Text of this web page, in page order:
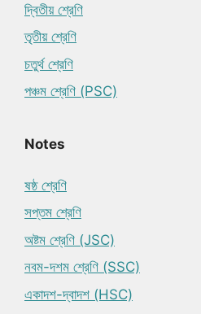
দ্বিতীয় শ্রেণি
তৃতীয় শ্রেণি
চতুর্থ শ্রেণি
পঞ্চম শ্রেণি (PSC)
Notes
ষষ্ঠ শ্রেণি
সপ্তম শ্রেণি
অষ্টম শ্রেণি (JSC)
নবম-দশম শ্রেণি (SSC)
একাদশ-দ্বাদশ (HSC)